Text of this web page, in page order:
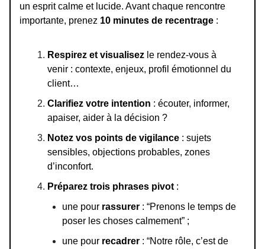
un esprit calme et lucide. Avant chaque rencontre
importante, prenez 10 minutes de recentrage :
Respirez et visualisez le rendez-vous à
venir : contexte, enjeux, profil émotionnel du
client…
Clarifiez votre intention : écouter, informer,
apaiser, aider à la décision ?
Notez vos points de vigilance : sujets
sensibles, objections probables, zones
d’inconfort.
Préparez trois phrases pivot :
une pour rassurer : “Prenons le temps de
poser les choses calmement” ;
une pour recadrer : “Notre rôle, c’est de